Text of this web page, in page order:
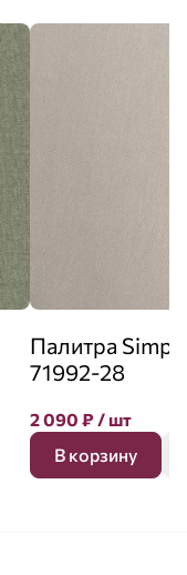
Палитра
71992-28
2 090 ₽ / шт
В корзину